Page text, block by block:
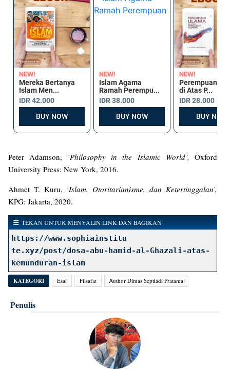
Peter Adamson, ‘Philosophy in the Islamic World’, Oxford
University Press: New York, 2016.
Ahmet T. Kuru, ‘Islam, Otoritarianisme, dan Ketertinggalan’,
KPG: Jakarta, 2020.
TEKAN UNTUK MENYALIN LINK DAN BAGIKAN
https://www.sophiainstitu
te.xyz/post/dosa-abu-hamid-al-Ghazali-atas-
kemunduran-islam
KATEGORI Esai Filsafat Ꭺuthor Dimas Septiadi Pratama
Penulis